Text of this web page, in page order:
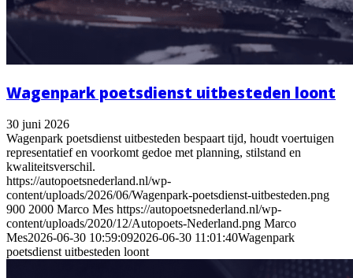
Wagenpark poetsdienst uitbesteden loont
30 juni 2026
Wagenpark poetsdienst uitbesteden bespaart tijd, houdt voertuigen
representatief en voorkomt gedoe met planning, stilstand en
kwaliteitsverschil.
https://autopoetsnederland.nl/wp-
content/uploads/2026/06/Wagenpark-poetsdienst-uitbesteden.png
900 2000 Marco Mes https://autopoetsnederland.nl/wp-
content/uploads/2020/12/Autopoets-Nederland.png Marco
Mes2026-06-30 10:59:092026-06-30 11:01:40Wagenpark
poetsdienst uitbesteden loont